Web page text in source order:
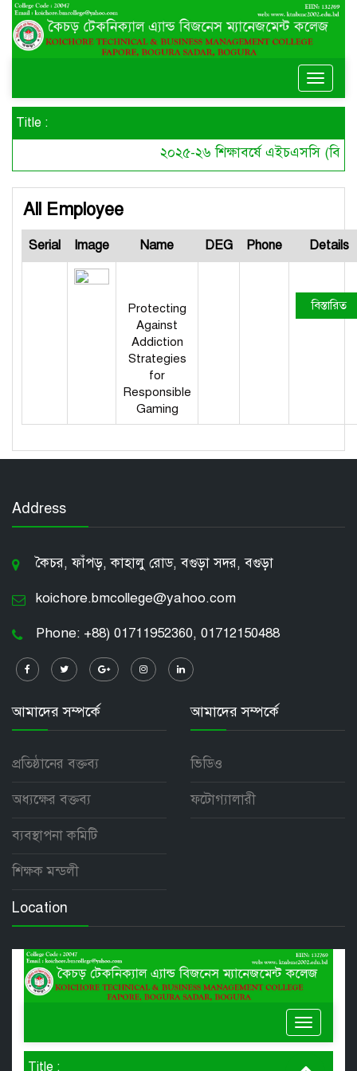
Toggle
Title :
২০২৫-২৬ শিক্ষাবর্ষে এইচএসসি
All Employee
Serial Image Name DEG Phone Details
Protecting
Against
Addiction
Strategies
for
Responsible
Gaming
বিস্তারিত
Address
কৈচর, ফাঁপড়, কাহালু রোড, বগুড়া সদর, বগুড়া
koichore.bmcollege@yahoo.com
Phone: +88) 01711952360, 01712150488
আমাদের সম্পর্কে
প্রতিষ্ঠানের বক্তব্য
অধ্যক্ষের বক্তব্য
ব্যবস্থাপনা কমিটি
শিক্ষক মন্ডলী
আমাদের সম্পর্কে
ভিডিও
ফটোগ্যালারী
Location